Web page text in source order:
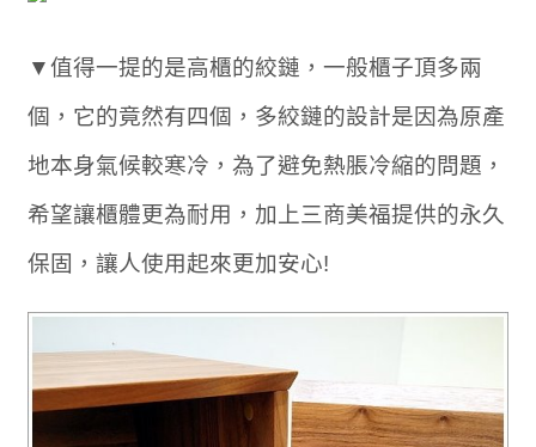
▼值得一提的是高櫃的絞鏈，一般櫃子頂多兩
個，它的竟然有四個，多絞鏈的設計是因為原產
地本身氣候較寒冷，為了避免熱脹冷縮的問題，
希望讓櫃體更為耐用，加上三商美福提供的永久
保固，讓人使用起來更加安心!